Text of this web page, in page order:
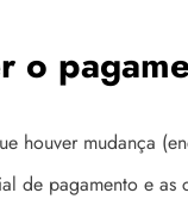
o
houver mudança
de pagamento e as